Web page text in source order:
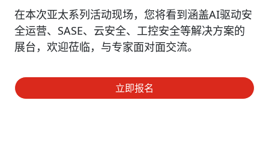
在本次亚太系列活动现场，您将看到涵盖AI驱动安
全运营、SASE、云安全、工控安全等解决方案的
展台，欢迎莅临，与专家面对面交流。
立即报名